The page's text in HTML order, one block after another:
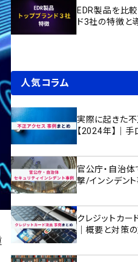
EDR製品を比
ド3社の特徴と
人気コラム
実際に起きた
【2024年】｜
官公庁・自治
撃/インシデン
クレジットカー
｜概要と対策